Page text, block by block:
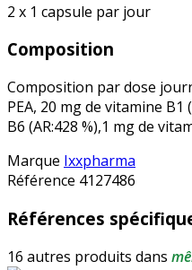
2 x 1 capsule par jour
Composition
Composition par dose
PEA, 20 mg de vitamine B1
B6 (AR:428 %),1 mg de
Marque Ixxpharma
Référence 4127486
Références
16 autres produits dans